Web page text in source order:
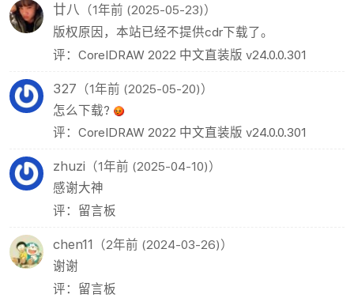
廿八 （1年前 (2025-05-23)）
版权原因，本站已经不提供cdr下载了。
评：CorelDRAW 2022 中文直装版 v24.0.0.301
327 （1年前 (2025-05-20)）
怎么下载?
评：CorelDRAW 2022 中文直装版 v24.0.0.301
zhuzi （1年前 (2025-04-10)）
感谢大神
评：留言板
chen11 （2年前 (2024-03-26)）
谢谢
评：留言板